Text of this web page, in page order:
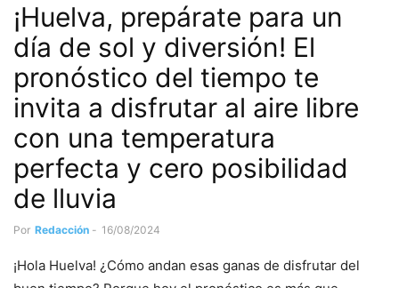
¡Huelva, prepárate para un
día de sol y diversión! El
pronóstico del tiempo te
invita a disfrutar al aire libre
con una temperatura
perfecta y cero posibilidad
de lluvia
Por Redacción - 16/08/2024
¡Hola Huelva! ¿Cómo andan esas ganas de disfrutar del